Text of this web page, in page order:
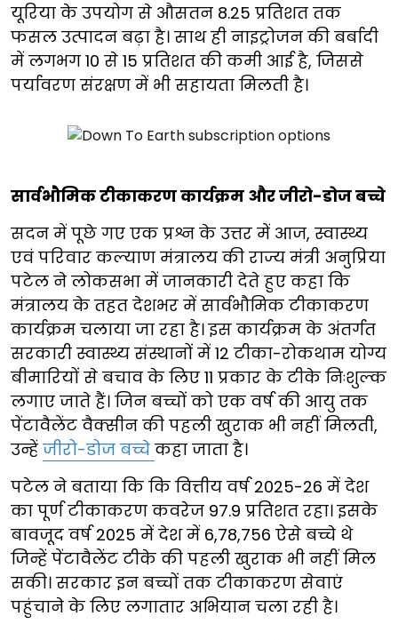
यूरिया के उपयोग से औसतन 8.25 प्रतिशत तक
फसल उत्पादन बढ़ा है। साथ ही नाइट्रोजन की बर्बादी
में लगभग 10 से 15 प्रतिशत की कमी आई है, जिससे
पर्यावरण संरक्षण में भी सहायता मिलती है।
सार्वभौमिक टीकाकरण कार्यक्रम और जीरो-डोज बच्चे
सदन में पूछे गए एक प्रश्न के उत्तर में आज, स्वास्थ्य
एवं परिवार कल्याण मंत्रालय की राज्य मंत्री अनुप्रिया
पटेल ने लोकसभा में जानकारी देते हुए कहा कि
मंत्रालय के तहत देशभर में सार्वभौमिक टीकाकरण
कार्यक्रम चलाया जा रहा है। इस कार्यक्रम के अंतर्गत
सरकारी स्वास्थ्य संस्थानों में 12 टीका-रोकथाम योग्य
बीमारियों से बचाव के लिए 11 प्रकार के टीके निःशुल्क
लगाए जाते हैं। जिन बच्चों को एक वर्ष की आयु तक
पेंटावैलेंट वैक्सीन की पहली खुराक भी नहीं मिलती,
उन्हें जीरो-डोज बच्चे कहा जाता है।
पटेल ने बताया कि कि वित्तीय वर्ष 2025-26 में देश
का पूर्ण टीकाकरण कवरेज 97.9 प्रतिशत रहा। इसके
बावजूद वर्ष 2025 में देश में 6,78,756 ऐसे बच्चे थे
जिन्हें पेंटावैलेंट टीके की पहली खुराक भी नहीं मिल
सकी। सरकार इन बच्चों तक टीकाकरण सेवाएं
पहुंचाने के लिए लगातार अभियान चला रही है।